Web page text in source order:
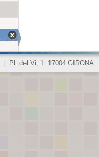
Pl. del Vi, 1. 17004 GIRONA